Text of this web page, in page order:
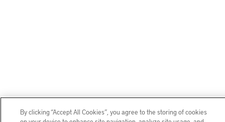
By clicking “Accept All Cookies”, you agree to the storing of cookies